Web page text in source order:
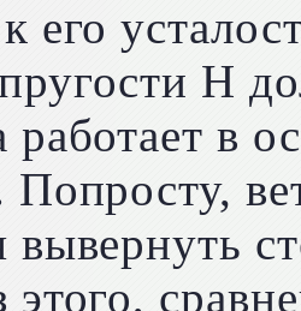
его
H
работает в
Попросту,
вывернуть
этого,